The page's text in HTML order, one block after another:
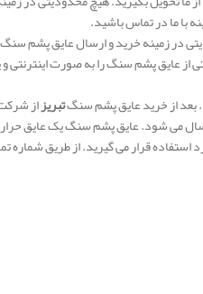
با ما در تماس باشید.
در زمینه خرید و ارسال عایق پشم
عایق پشم سنگ را به صورت اینترنتی و یا
بعد از خرید عایق پشم سنگتبریزاز
می شود. عایق پشم سنگ یک عایق
قرار می گیرید. از طریق شماره